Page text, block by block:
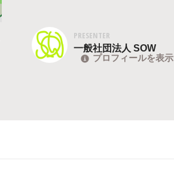
PRESENTER
一般社団法人 SOW
プロフィールを表示